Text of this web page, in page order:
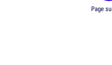
Page